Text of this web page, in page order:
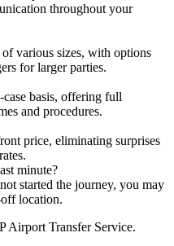
throughout your
various sizes, with options
for larger parties.
case basis, offering full
and procedures.
price, eliminating surprises
minute?
started the journey, you may
location.
Airport Transfer Service.